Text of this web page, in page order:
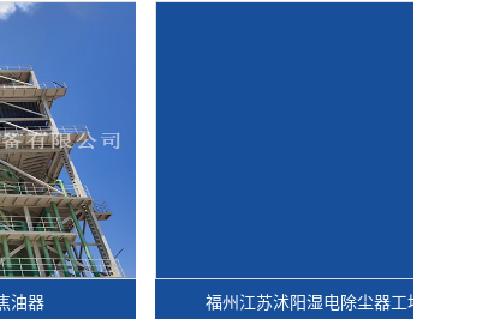
福州江苏沭阳湿电除尘器工地现场